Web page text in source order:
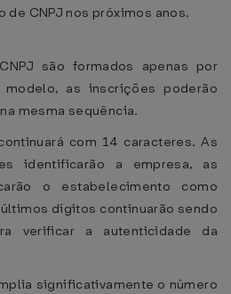
CNPJ nos próximos anos.
são formados apenas por
as inscrições poderão
mesma sequência.
com 14 caracteres. As
identificarão a empresa, as
o estabelecimento como
dígitos continuarão sendo
verificar a autenticidade da
significativamente o número